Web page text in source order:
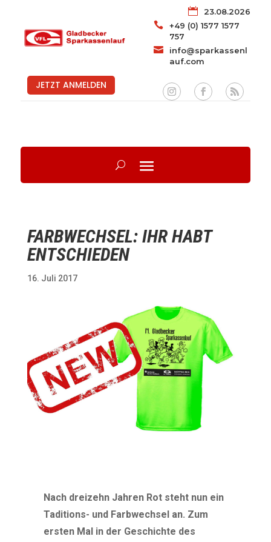

23.08.2026

+49 (0) 1577 1577
757

info@sparkassenl
auf.com
JETZT ANMELDEN
FARBWECHSEL: IHR HABT
ENTSCHIEDEN
16. Juli 2017
Nach dreizehn Jahren Rot steht nun ein
Taditions- und Farbwechsel an. Zum
ersten Mal in der Geschichte des